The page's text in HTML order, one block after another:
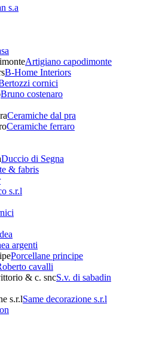
s.a
Artigiano capodimonte
B-Home Interiors
cornici
Bruno costenaro
Ceramiche dal pra
Ceramiche ferraro
Duccio di Segna
& fabris
s.r.l
argenti
Porcellane principe
cavalli
S.v. di sabadin
Same decorazione s.r.l